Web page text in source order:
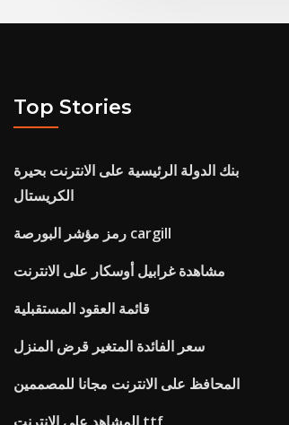
Top Stories
بنك الدولة الرئيسية على الانترنت بحيرة
الكريستال
رمز مؤشر البورصة cargill
مشاهدة غرابيل أوسكار على الانترنت
قائمة العقود المستقبلية
سعر الفائدة المتغير قرض المنزل
المحافظ على الانترنت مجانا للمصممين